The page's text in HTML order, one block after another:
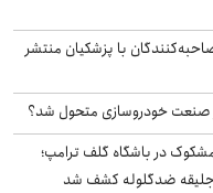
با پزشکیان منتشر
خودروسازی متحول شد؟
در باشگاه گلف ترامپ؛
ضدگلوله کشف شد